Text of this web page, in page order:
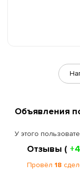
Объявления
У этого
Отзывы ( +4
Провёл 18